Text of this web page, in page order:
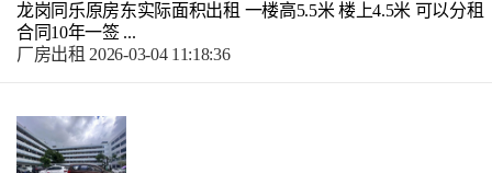
龙岗同乐原房东实际面积出租 一楼高5.5米 楼上4.5米 可以分租
合同10年一签 ...
厂房出租 2026-03-04 11:18:36